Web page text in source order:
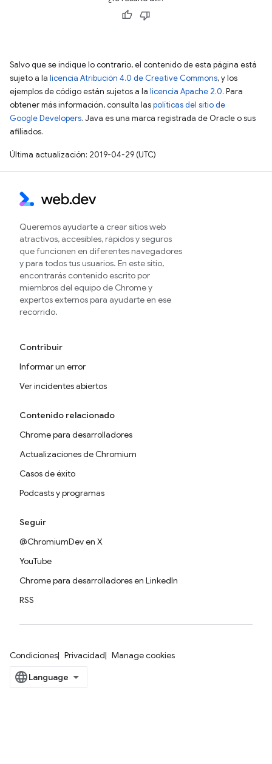
Salvo que se indique lo contrario, el contenido de esta página está
sujeto a la licencia Atribución 4.0 de Creative Commons, y los
ejemplos de código están sujetos a la licencia Apache 2.0. Para
obtener más información, consulta laspolíticas del sitio de
Google Developers. Java es una marca registrada de Oracle o sus
afiliados.
Última actualización: 2019-04-29 (UTC)
Queremos ayudarte a crear sitios web
atractivos, accesibles, rápidos y seguros
que funcionen en diferentes navegadores
y para todos tus usuarios. En este sitio,
encontrarás contenido escrito por
miembros del equipo de Chrome y
expertos externos para ayudarte en ese
recorrido.
Contribuir
Informar un error
Ver incidentes abiertos
Contenido relacionado
Chrome para desarrolladores
Actualizaciones de Chromium
Casos de éxito
Podcasts y programas
Seguir
@ChromiumDev en X
YouTube
Chrome para desarrolladores en LinkedIn
RSS
Condiciones Privacidad Manage cookies